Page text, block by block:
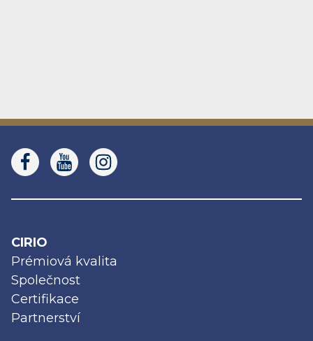
CIRIO
Prémiová kvalita
Společnost
Certifikace
Partnerství